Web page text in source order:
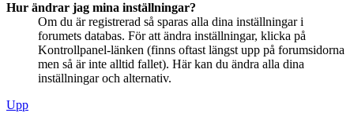
Hur ändrar jag mina inställningar?
Om du är registrerad så sparas alla dina inställningar i
forumets databas. För att ändra inställningar, klicka på
Kontrollpanel-länken (finns oftast längst upp på forumsidorna
men så är inte alltid fallet). Här kan du ändra alla dina
inställningar och alternativ.
Upp